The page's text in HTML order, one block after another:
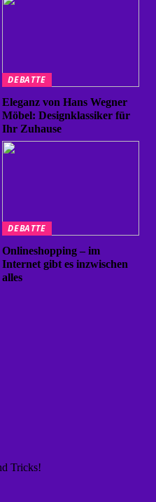
DEBATTE
Eleganz von Hans Wegner
Möbel: Designklassiker für
Ihr Zuhause
DEBATTE
Onlineshopping – im
Internet gibt es inzwischen
alles
Tricks!